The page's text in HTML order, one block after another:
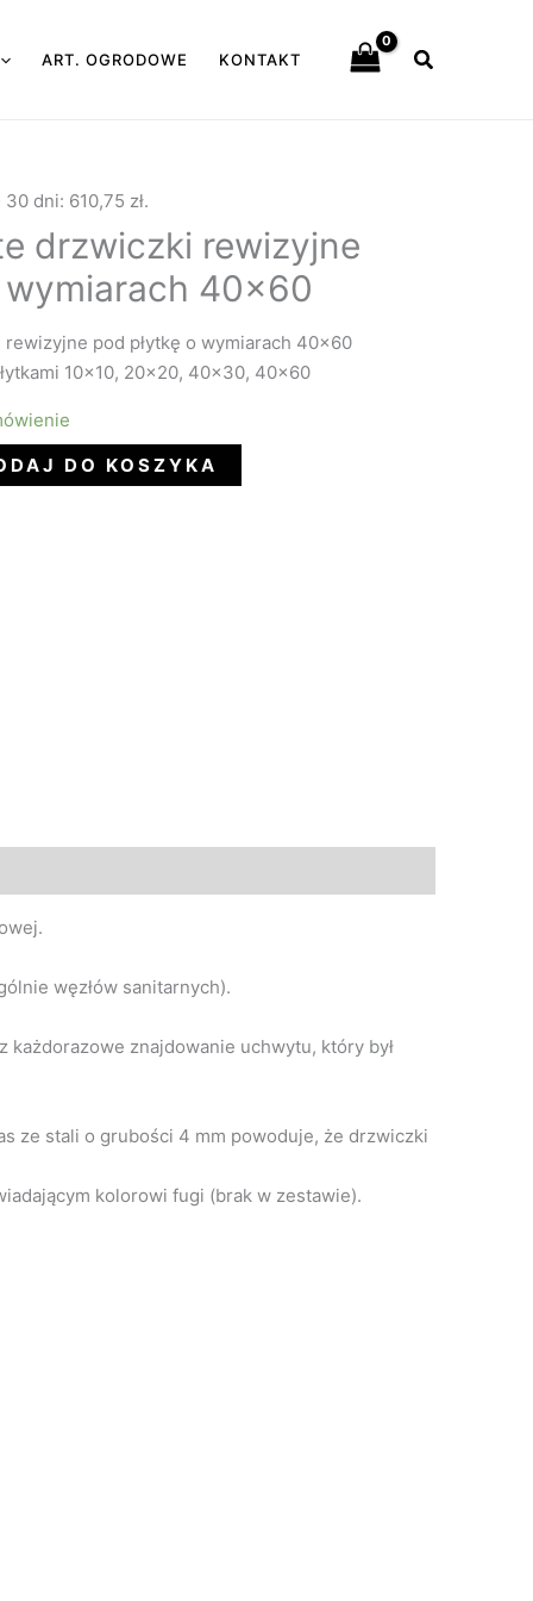
ART. OGRODOWE KONTAKT Szukaj
30 dni: 610,75 zł.
drzwiczki rewizyjne
wymiarach 40×60
pod płytkę o wymiarach 40×60
10×10, 20×20, 40×30, 40×60
DO KOSZYKA
węzłów sanitarnych).
znajdowanie uchwytu, który był
ze stali o grubości 4 mm powoduje, że drzwiczki
kolorowi fugi (brak w zestawie).